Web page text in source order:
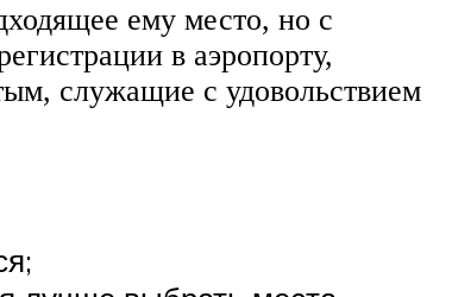
ему место, но с
в аэропорту,
служащие с удовольствием